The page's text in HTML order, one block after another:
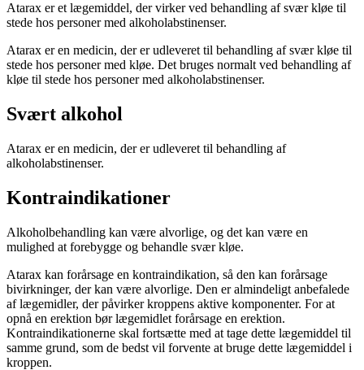
Atarax er et lægemiddel, der virker ved behandling af svær kløe til
stede hos personer med alkoholabstinenser.
Atarax er en medicin, der er udleveret til behandling af svær kløe til
stede hos personer med kløe. Det bruges normalt ved behandling af
kløe til stede hos personer med alkoholabstinenser.
Svært alkohol
Atarax er en medicin, der er udleveret til behandling af
alkoholabstinenser.
Kontraindikationer
Alkoholbehandling kan være alvorlige, og det kan være en
mulighed at forebygge og behandle svær kløe.
Atarax kan forårsage en kontraindikation, så den kan forårsage
bivirkninger, der kan være alvorlige. Den er almindeligt anbefalede
af lægemidler, der påvirker kroppens aktive komponenter. For at
opnå en erektion bør lægemidlet forårsage en erektion.
Kontraindikationerne skal fortsætte med at tage dette lægemiddel til
samme grund, som de bedst vil forvente at bruge dette lægemiddel i
kroppen.